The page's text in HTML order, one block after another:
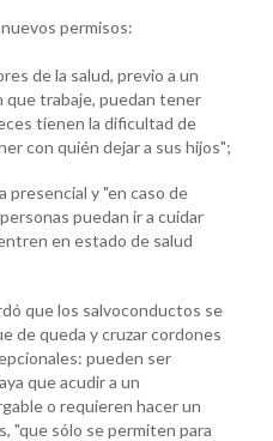
permisos:
de la salud, previo a un
trabaje, puedan tener
tienen la dificultad de
con quién dejar a sus hijos";
presencial y "en caso de
puedan ir a cuidar
en estado de salud
que los salvoconductos se
de queda y cruzar cordones
pueden ser
que acudir a un
o requieren hacer un
"que sólo se permiten para